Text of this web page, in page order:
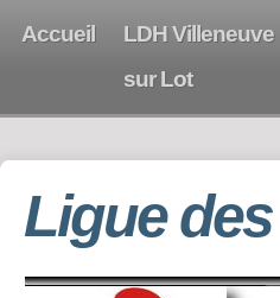
Accueil
LDH Villeneuve
sur Lot
Ligue